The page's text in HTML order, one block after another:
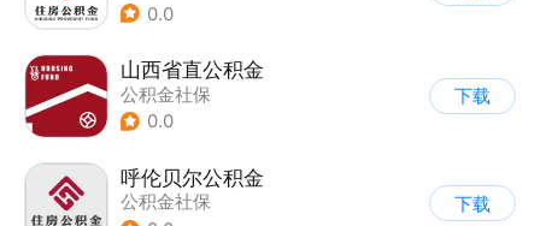
0.0
山西省直公积金
公积金社保
0.0
下载
呼伦贝尔公积金
公积金社保
下载